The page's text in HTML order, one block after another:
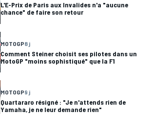
L'E-Prix de Paris aux Invalides n'a "aucune
chance" de faire son retour
MOTOGP8 j
Comment Steiner choisit ses pilotes dans un
MotoGP "moins sophistiqué" que la F1
MOTOGP9 j
Quartararo résigné : "Je n'attends rien de
Yamaha, je ne leur demande rien"